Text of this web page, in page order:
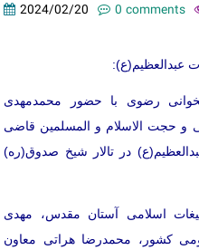
2024/02/20 0 comments
عبدالعظیم(ع):
رضوی با حضور محمدمهدی
و حجت الاسلام و المسلمین قاضی
در تالار شیخ صدوق(ره)
اسلامی آستان مقدس، مهدی
کشور، محمدرضا هراتی معاون